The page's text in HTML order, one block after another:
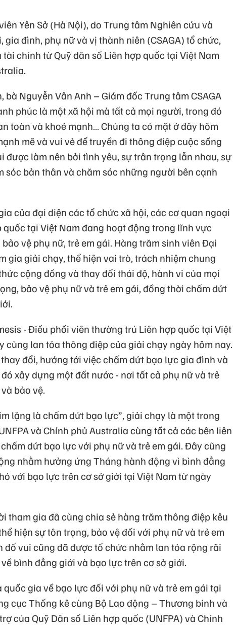
Yên Sở (Hà Nội), do Trung tâm Nghiên cứu và
gia đình, phụ nữ và vị thành niên (CSAGA) tổ chức,
chính từ Quỹ dân số Liên hợp quốc tại Việt Nam
bà Nguyễn Vân Anh – Giám đốc Trung tâm CSAGA
phúc là một xã hội mà tất cả mọi người, trong đó
toàn và khoẻ mạnh… Chúng ta có mặt ở đây hôm
mẽ và vui vẻ để truyền đi thông điệp cuộc sống
được làm nên bởi tình yêu, sự trân trọng lẫn nhau, sự
sóc bản thân và chăm sóc những người bên cạnh
của đại diện các tổ chức xã hội, các cơ quan ngoại
tại Việt Nam đang hoạt động trong lĩnh vực
vệ phụ nữ, trẻ em gái. Hàng trăm sinh viên Đại
gia giải chạy, thể hiện vai trò, trách nhiệm chung
cộng đồng và thay đổi thái độ, hành vi của mọi
bảo vệ phụ nữ và trẻ em gái, đồng thời chấm dứt
- Điều phối viên thường trú Liên hợp quốc tại Việt
cùng lan tỏa thông điệp của giải chạy ngày hôm nay.
đổi, hướng tới việc chấm dứt bạo lực gia đình và
xây dựng một đất nước - nơi tất cả phụ nữ và trẻ
bảo vệ.
lặng là chấm dứt bạo lực”, giải chạy là một trong
và Chính phủ Australia cùng tất cả các bên liên
dứt bạo lực với phụ nữ và trẻ em gái. Đây cũng
nhằm hưởng ứng Tháng hành động vì bình đẳng
với bạo lực trên cơ sở giới tại Việt Nam từ ngày
tham gia đã cùng chia sẻ hàng trăm thông điệp kêu
hiện sự tôn trọng, bảo vệ đối với phụ nữ và trẻ em
đố vui cũng đã được tổ chức nhằm lan tỏa rộng rãi
bình đẳng giới và bạo lực trên cơ sở giới.
gia về bạo lực đối với phụ nữ và trẻ em gái tại
cục Thống kê cùng Bộ Lao động – Thương binh và
của Quỹ Dân số Liên hợp quốc (UNFPA) và Chính